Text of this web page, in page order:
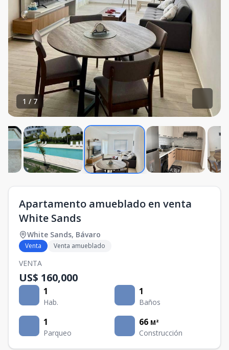
1 / 7
Apartamento amueblado en venta
White Sands
White Sands, Bávaro
Venta Venta amueblado
VENTA
US$ 160,000
1
Hab.
1
Baños
1
Parqueo
66 M²
Construcción